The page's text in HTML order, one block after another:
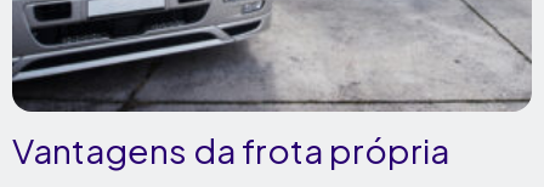
Vantagens da frota própria